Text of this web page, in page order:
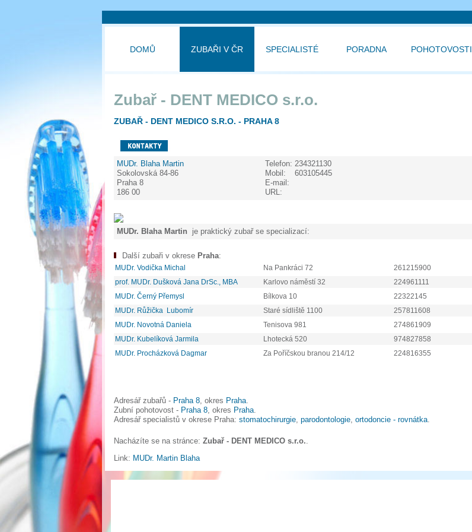
DOMŮ ZUBAŘI V ČR SPECIALISTÉ PORADNA POHOTOVOSTI
Zubař - DENT MEDICO s.r.o.
ZUBAŘ - DENT MEDICO S.R.O. - PRAHA 8
MUDr. Blaha Martin
Sokolovská 84-86
Praha 8
186 00
Telefon:
Mobil:
E-mail:
URL:
234321130
603105445
MUDr. Blaha Martin je praktický zubař se specializací:
Další zubaři v okrese Praha:
MUDr. Vodička Michal Na Pankráci 72
261215900
prof. MUDr. Dušková Jana DrSc., MBA
Karlovo náměstí 32
224961111
MUDr. Černý Přemysl
Bílkova 10
22322145
MUDr. Růžička Lubomír
Staré sídliště 1100
257811608
MUDr. Novotná Daniela
Tenisova 981
274861909
MUDr. Kubelíková Jarmila
Lhotecká 520
974827858
MUDr. Procházková Dagmar
Za Poříčskou branou 214/12 224816355
Adresář zubařů - Praha 8, okres Praha.
Zubní pohotovost - Praha 8, okres Praha.
Adresář specialistů v okrese Praha: stomatochirurgie, parodontologie, ortodoncie - rovnátka.
Nacházíte se na stránce: Zubař - DENT MEDICO s.r.o..
Link: MUDr. Martin Blaha